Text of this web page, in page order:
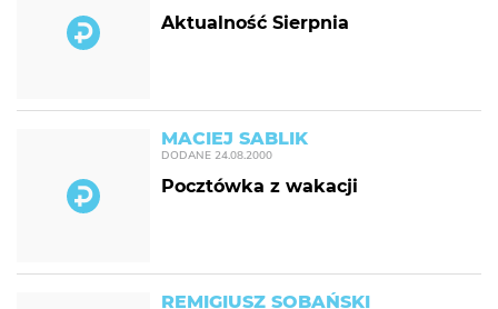
Aktualność Sierpnia
MACIEJ SABLIK
DODANE 24.08.2000
Pocztówka z wakacji
REMIGIUSZ SOBAŃSKI